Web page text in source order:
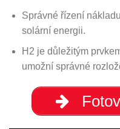
Správné řízení
solární energii.
H2 je důležitým
umožní správné